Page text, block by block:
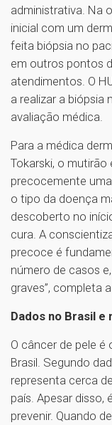
administrativa. Na
inicial com um
feita biópsia no
em outros pontos
atendimentos. O
a realizar a biópsia
avaliação médica.
Para a médica
Tokarski, o
precocemente
o tipo da doença
descoberto no
cura. A
precoce é
número de casos
graves”, completa
Dados no Brasil e
O câncer de pele
Brasil. Segundo
representa cerca
país. Apesar disso,
prevenir. Quando